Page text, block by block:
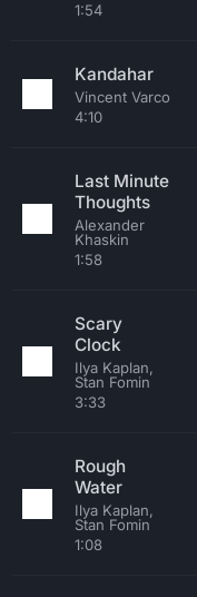
1:54
Kandahar
Vincent Varco
4:10
Last Minute
Thoughts
Alexander
Khaskin
1:58
Scary
Clock
Ilya Kaplan,
Stan Fomin
3:33
Rough
Water
Ilya Kaplan,
Stan Fomin
1:08